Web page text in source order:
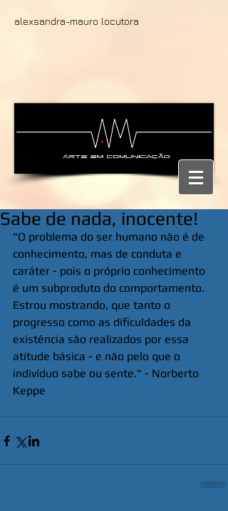
alexsandra-mauro locutora
Sabe de nada, inocente!
"O problema do ser humano não é de
conhecimento, mas de conduta e
caráter - pois o próprio conhecimento
é um subproduto do comportamento.
Estrou mostrando, que tanto o
progresso como as dificuldades da
existência são realizados por essa
atitude básica - e não pelo que o
indivíduo sabe ou sente." - Norberto
Keppe